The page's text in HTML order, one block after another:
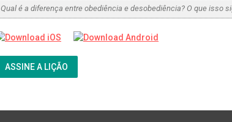
Qual é a diferença entre obediência e desobediência? O que isso
ASSINE A LIÇÃO